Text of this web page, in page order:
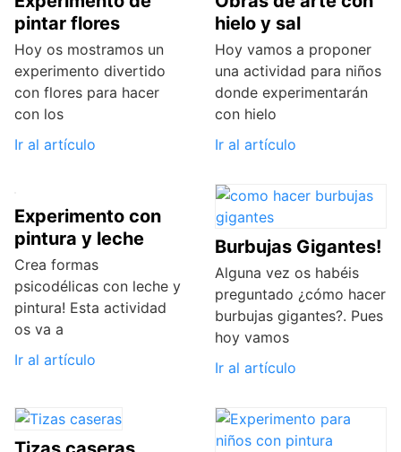
pintar flores
Hoy os mostramos un
experimento divertido
con flores para hacer
con los
Ir al artículo
hielo y sal
Hoy vamos a proponer
una actividad para niños
donde experimentarán
con hielo
Ir al artículo
Experimento con
pintura y leche
Crea formas
psicodélicas con leche y
pintura! Esta actividad
os va a
Ir al artículo
Burbujas Gigantes!
Alguna vez os habéis
preguntado ¿cómo hacer
burbujas gigantes?. Pues
hoy vamos
Ir al artículo